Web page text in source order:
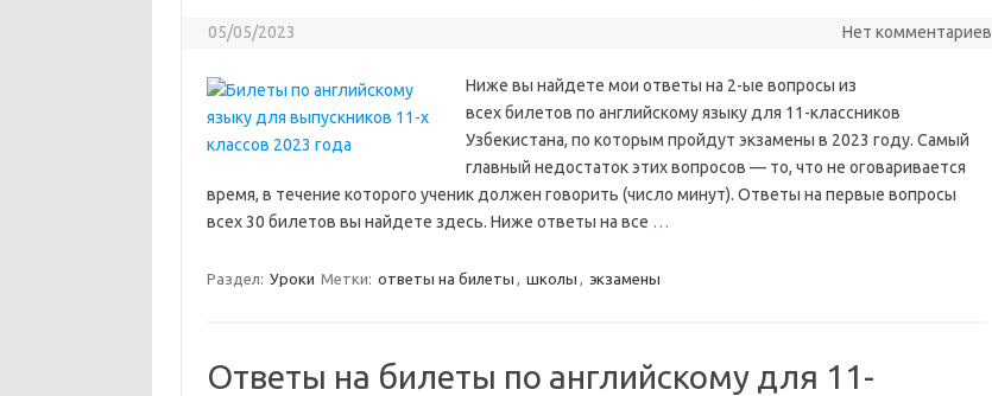
05/05/2023 Нет комментариев
Ниже вы найдете мои ответы на 2-ые вопросы из
всех билетов по английскому языку для 11-классников
Узбекистана, по которым пройдут экзамены в 2023 году. Самый
главный недостаток этих вопросов — то, что не оговаривается
время, в течение которого ученик должен говорить (число минут). Ответы на первые вопросы
всех 30 билетов вы найдете здесь. Ниже ответы на все …
Раздел: Уроки Метки: ответы на билеты , школы , экзамены
Ответы на билеты по английскому для 11-